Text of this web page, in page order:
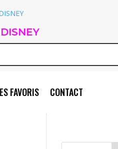
DISNEY
FAVORIS CONTACT